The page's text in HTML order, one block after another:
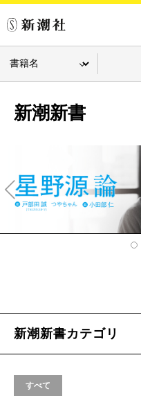
新潮新書
v
新潮新書カテゴリ
すべて